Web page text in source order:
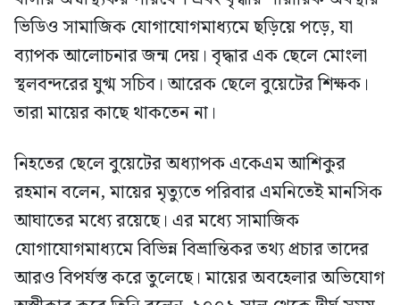
ভিডিও সামাজিক যোগাযোগমাধ্যমে ছড়িয়ে পড়ে, যা
ব্যাপক আলোচনার জন্ম দেয়। বৃদ্ধার এক ছেলে মোংলা
স্থলবন্দরের যুগ্ম সচিব। আরেক ছেলে বুয়েটের শিক্ষক।
তারা মায়ের কাছে থাকতেন না।
নিহতের ছেলে বুয়েটের অধ্যাপক একেএম আশিকুর
রহমান বলেন, মায়ের মৃত্যুতে পরিবার এমনিতেই মানসিক
আঘাতের মধ্যে রয়েছে। এর মধ্যে সামাজিক
যোগাযোগমাধ্যমে বিভিন্ন বিভ্রান্তিকর তথ্য প্রচার তাদের
আরও বিপর্যস্ত করে তুলেছে। মায়ের অবহেলার অভিযোগ